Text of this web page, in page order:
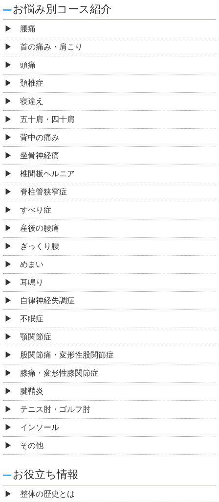
お悩み別コース紹介
腰痛
首の痛み・肩こり
頭痛
頚椎症
寝違え
五十肩・四十肩
背中の痛み
坐骨神経痛
椎間板ヘルニア
脊柱管狭窄症
すべり症
産後の腰痛
ぎっくり腰
めまい
耳鳴り
自律神経失調症
不眠症
顎関節症
股関節痛・変形性股関節症
膝痛・変形性膝関節症
腱鞘炎
テニス肘・ゴルフ肘
インソール
その他
お役立ち情報
整体の歴史とは